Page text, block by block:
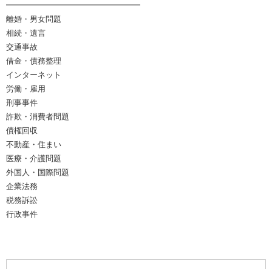
━━━━━━━━━━━━━━━━━
離婚・男女問題
相続・遺言
交通事故
借金・債務整理
インターネット
労働・雇用
刑事事件
詐欺・消費者問題
債権回収
不動産・住まい
医療・介護問題
外国人・国際問題
企業法務
税務訴訟
行政事件